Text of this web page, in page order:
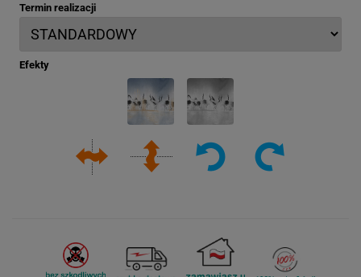
Termin realizacji
Efekty